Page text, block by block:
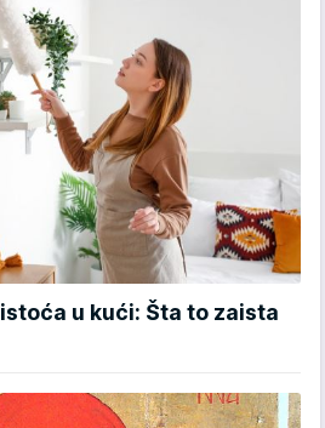
u kući: Šta to zaista